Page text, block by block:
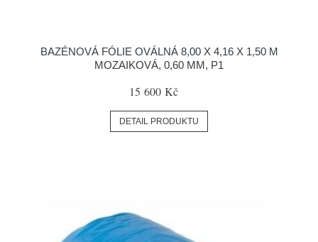
BAZÉNOVÁ FÓLIE OVÁLNÁ 8,00 X 4,16 X 1,50 M
MOZAIKOVÁ, 0,60 MM, P1
15 600 Kč
DETAIL PRODUKTU